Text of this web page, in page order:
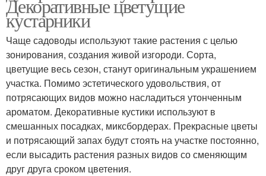
Декоративные цветущие
кустарники
Чаще садоводы используют такие растения с целью
зонирования, создания живой изгороди. Сорта,
цветущие весь сезон, станут оригинальным украшением
участка. Помимо эстетического удовольствия, от
потрясающих видов можно насладиться утонченным
ароматом. Декоративные кустики используют в
смешанных посадках, миксбордерах. Прекрасные цветы
и потрясающий запах будут стоять на участке постоянно,
если высадить растения разных видов со сменяющим
друг друга сроком цветения.